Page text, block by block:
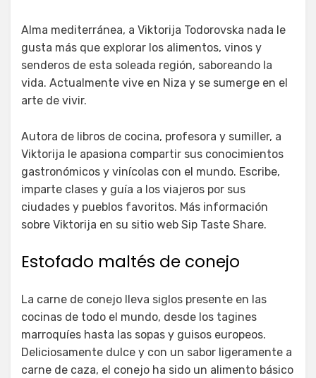
Alma mediterránea, a Viktorija Todorovska nada le
gusta más que explorar los alimentos, vinos y
senderos de esta soleada región, saboreando la
vida. Actualmente vive en Niza y se sumerge en el
arte de vivir.
Autora de libros de cocina, profesora y sumiller, a
Viktorija le apasiona compartir sus conocimientos
gastronómicos y vinícolas con el mundo. Escribe,
imparte clases y guía a los viajeros por sus
ciudades y pueblos favoritos. Más información
sobre Viktorija en su sitio web Sip Taste Share.
Estofado maltés de conejo
La carne de conejo lleva siglos presente en las
cocinas de todo el mundo, desde los tagines
marroquíes hasta las sopas y guisos europeos.
Deliciosamente dulce y con un sabor ligeramente a
carne de caza, el conejo ha sido un alimento básico